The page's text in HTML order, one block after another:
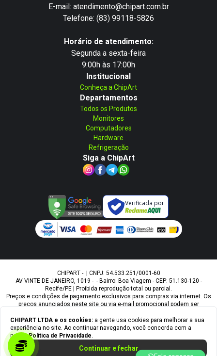
CHIPART LTDA e os cookies: a gente usa cookies para melhorar a sua
experiência no site. Ao continuar navegando, você concorda com a
nossaPolítica de Privacidade.
Continuar e fechar
E-mail: atendimento@chipart.com.br
Telefone: (83) 99118-5826
Horário de atendimento:
Segunda a sexta-feira
9:00h às 17:00h
Institucional
Conheça a ChipArt
Departamentos
Todos os Produtos
Monitores
Computadores
Hardware
Refrigeração
Siga a ChipArt
Verificada por
CHIPART - | CNPJ: 54.533.251/0001-60
AV VINTE DE JANEIRO, 1019 - - Bairro: Boa Viagem - CEP: 51.130-120 -
Recife/PE | Proibida reprodução total ou parcial.
Preços e condições de pagamento exclusivos para compras via internet. Os
preços anunciados neste site ou via e-mail promocional podem ser
descritivos. As fotos contidas nesta página são meramente ilustrativas do
produto e podem variar de acordo com o fornecedor/lote do fabricante.
Ofertas válidas até o término de nossos estoques. Vendas sujeitas à